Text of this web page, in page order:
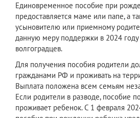
Единовременное пособие при
предоставляется маме или папе, а
усыновителю или приемному
данную меру поддержки в 2024
волгоградцев.
Для получения пособия родители
гражданами РФ и проживать на
Выплата положена всем семьям
Если родители в разводе, пособие
проживает ребенок. С 1 февраля